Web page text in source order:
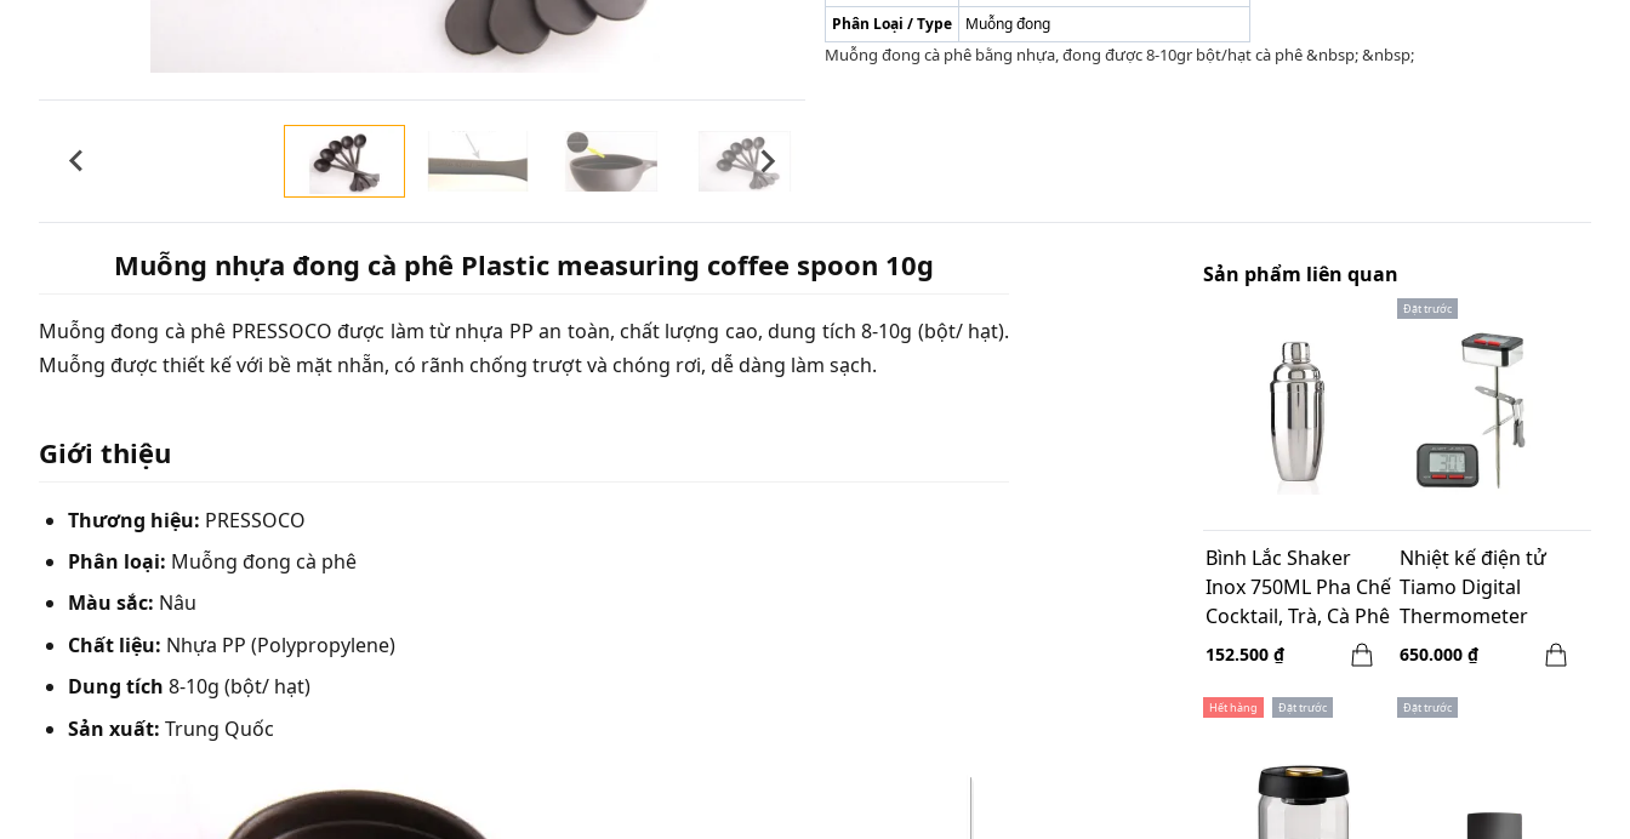
Phân Loại / Type
Muỗng đong
Muỗng đong cà phê bằng nhựa, đong được 8-10gr bột/hạt cà phê &nbsp; &nbsp;
Muỗng nhựa đong cà phê Plastic measuring coffee spoon 10g
Muỗng đong cà phê PRESSOCO được làm từ nhựa PP an toàn, chất lượng cao, dung tích 8-10g (bột/ hạt).
Muỗng được thiết kế với bề mặt nhẵn, có rãnh chống trượt và chóng rơi, dễ dàng làm sạch.
Giới thiệu
Thương hiệu: PRESSOCO
Phân loại: Muỗng đong cà phê
Màu sắc: Nâu
Chất liệu: Nhựa PP (Polypropylene)
Dung tích 8-10g (bột/ hạt)
Sản xuất: Trung Quốc
Sản phẩm liên quan
Bình Lắc Shaker
Inox 750ML Pha Chế
Cocktail, Trà, Cà Phê
152.500 ₫
Đặt trước
Nhiệt kế điện tử
Tiamo Digital
Thermometer
HK0442
650.000 ₫
Hết hàng Đặt trước Đặt trước